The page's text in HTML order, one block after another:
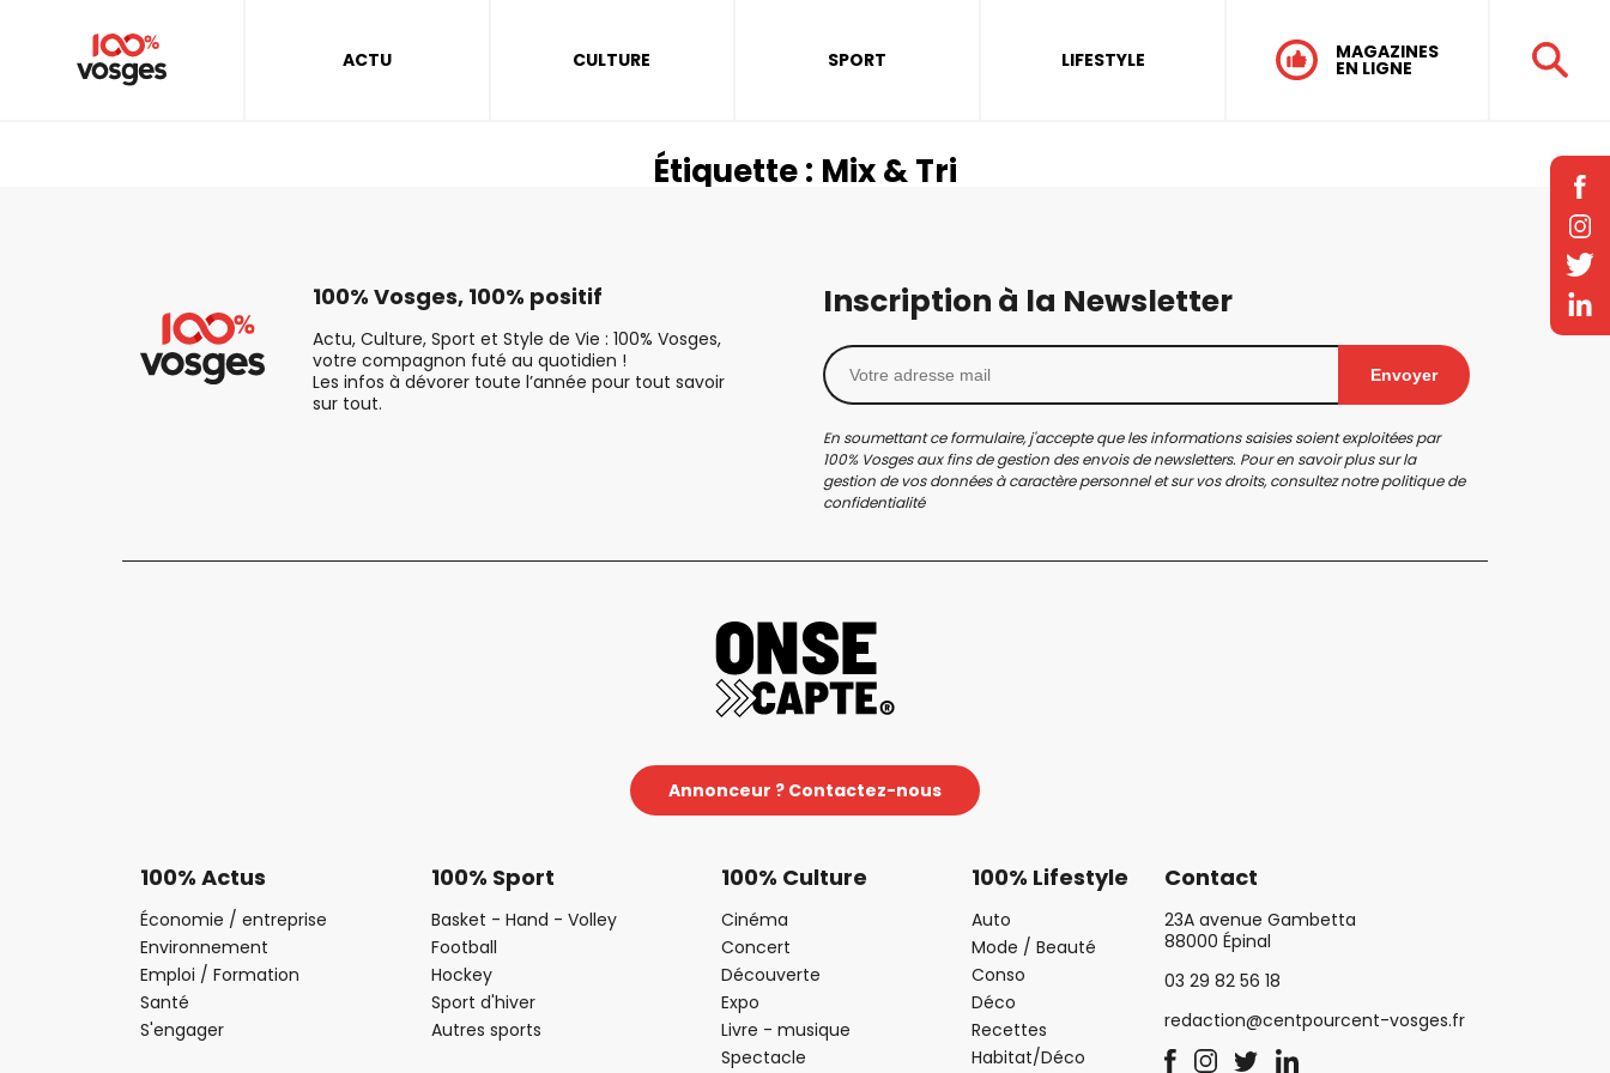
ACTU CULTURE SPORT LIFESTYLE MAGAZINES
EN LIGNE
Étiquette : Mix & Tri
100% Vosges, 100% positif
Actu, Culture, Sport et Style de Vie : 100% Vosges,
votre compagnon futé au quotidien !
Les infos à dévorer toute l’année pour tout savoir
sur tout.
Inscription à la Newsletter
Envoyer
En soumettant ce formulaire, j'accepte que les informations saisies soient exploitées par
100% Vosges aux fins de gestion des envois de newsletters. Pour en savoir plus sur la
gestion de vos données à caractère personnel et sur vos droits, consultez notrepolitique de
confidentialité
Annonceur ? Contactez-nous
100% Actus
Économie / entreprise
Environnement
Emploi / Formation
Santé
S'engager
100% Sport
Basket - Hand - Volley
Football
Hockey
Sport d'hiver
Autres sports
100% Culture
Cinéma
Concert
Découverte
Expo
Livre - musique
Spectacle
100% Lifestyle
Auto
Mode / Beauté
Conso
Déco
Recettes
Habitat/Déco
Contact
23A avenue Gambetta
88000 Épinal
03 29 82 56 18
redaction@centpourcent-vosges.fr